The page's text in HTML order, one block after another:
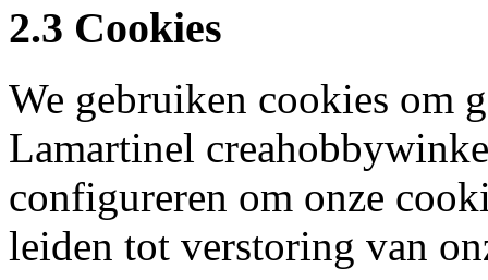
2.3 Cookies
We gebruiken cookies om
Lamartinel
configureren om onze
leiden tot verstoring van